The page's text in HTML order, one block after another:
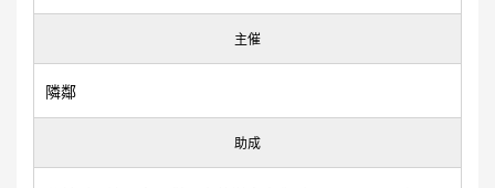
主催
隣鄰
助成